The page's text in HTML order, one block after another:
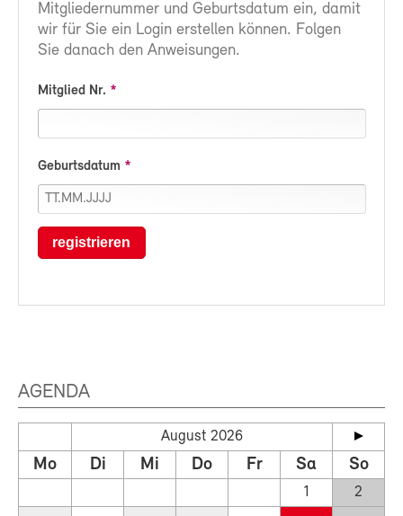
Mitgliedernummer und Geburtsdatum ein, damit
wir für Sie ein Login erstellen können. Folgen
Sie danach den Anweisungen.
Mitglied Nr.
Geburtsdatum
registrieren
AGENDA
August 2026
Mo Di Mi Do Fr Sa So
1
2